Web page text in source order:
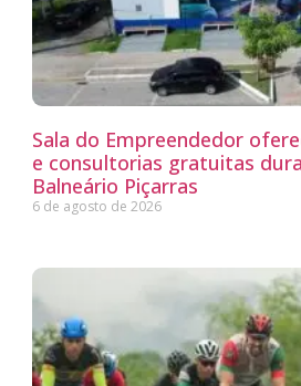
Sala do Empreendedor
e consultorias gratuitas
Balneário Piçarras
6 de agosto de 2026